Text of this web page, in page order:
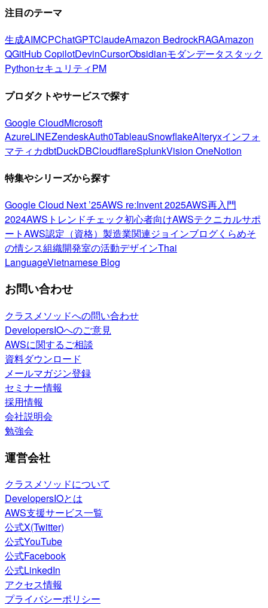
注目のテーマ
生成AIMCPChatGPTClaudeAmazon BedrockRAGAmazon
QGitHub CopilotDevinCursorObsidianモダンデータスタック
PythonセキュリティPM
プロダクトやサービスで探す
Google CloudMicrosoft
AzureLINEZendeskAuth0TableauSnowflakeAlteryxインフォ
マティカdbtDuckDBCloudflareSplunkVision OneNotion
特集やシリーズから探す
Google Cloud Next ’25AWS re:Invent 2025AWS再入門
2024AWSトレンドチェック初心者向けAWSテクニカルサポ
ートAWS認定（資格） 製造業関連ジョインブログくらめそ
の情シス組織開発室の活動デザインThai
LanguageVietnamese Blog
お問い合わせ
クラスメソッドへの問い合わせ
DevelopersIOへのご意見
AWSに関するご相談
資料ダウンロード
メールマガジン登録
セミナー情報
採用情報
会社説明会
勉強会
運営会社
クラスメソッドについて
DevelopersIOとは
AWS支援サービス一覧
公式X(Twitter)
公式YouTube
公式Facebook
公式LinkedIn
アクセス情報
プライバシーポリシー